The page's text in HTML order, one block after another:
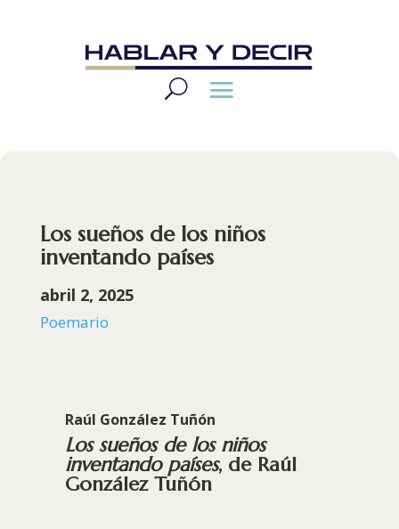
Los sueños de los niños
inventando países
abril 2, 2025
Poemario
Raúl González Tuñón
Los sueños de los niños
inventando países, de Raúl
González Tuñón